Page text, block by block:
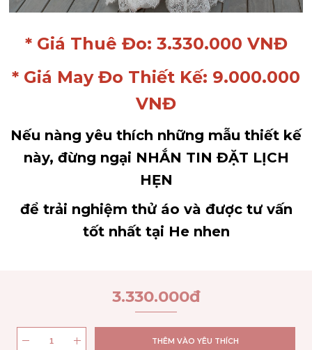
* Giá Thuê Đo: 3.330.000 VNĐ
* Giá May Đo Thiết Kế: 9.000.000
VNĐ
Nếu nàng yêu thích những mẫu thiết kế
này, đừng ngại NHẮN TIN ĐẶT LỊCH
HẸN
để trải nghiệm thử áo và được tư vấn
tốt nhất tại He nhen
3.330.000đ
THÊM VÀO YÊU THÍCH